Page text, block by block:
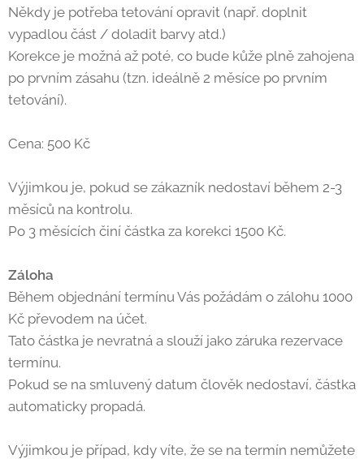
Někdy je potřeba tetování opravit (např. doplnit
vypadlou část / doladit barvy atd.)
Korekce je možná až poté, co bude kůže plně zahojena
po prvním zásahu (tzn. ideálně 2 měsíce po prvním
tetování).
Cena: 500 Kč
Výjimkou je, pokud se zákazník nedostaví během 2-3
měsíců na kontrolu.
Po 3 měsících činí částka za korekci 1500 Kč.
Záloha
Během objednání termínu Vás požádám o zálohu 1000
Kč převodem na účet.
Tato částka je nevratná a slouží jako záruka rezervace
termínu.
Pokud se na smluvený datum člověk nedostaví, částka
automaticky propadá.
Výjimkou je případ, kdy víte, že se na termín nemůžete